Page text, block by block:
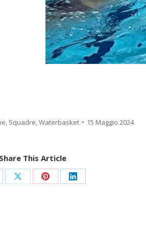
Squadre Waterbasket 15 Maggio 2024
Share This Article
CondividiCondividiCondividi